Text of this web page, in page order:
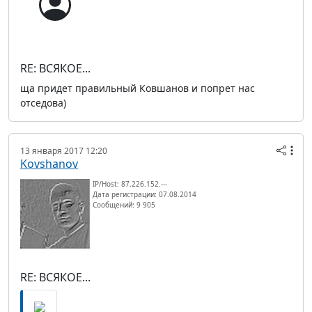
RE: ВСЯКОЕ...
ща придет правильный Ковшанов и попрет нас
отседова)
13 января 2017 12:20
Kovshanov
IP/Host: 87.226.152.---
Дата регистрации: 07.08.2014
Сообщений: 9 905
RE: ВСЯКОЕ...